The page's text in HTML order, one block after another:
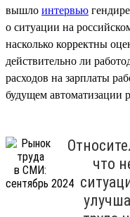
вышло интервью
о ситуации на
насколько корректны
действительно ли
расходов на зарплаты
будущем автоматизации
что